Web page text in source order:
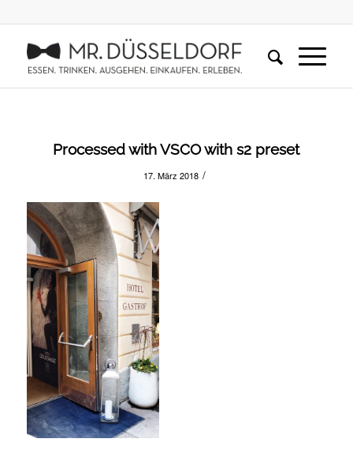
Processed with VSCO with s2 preset
17. März 2018 /